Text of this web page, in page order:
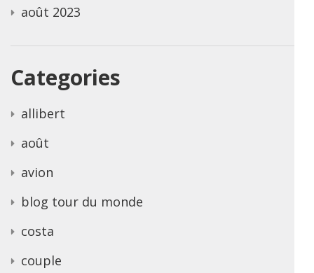
août 2023
Categories
allibert
août
avion
blog tour du monde
costa
couple